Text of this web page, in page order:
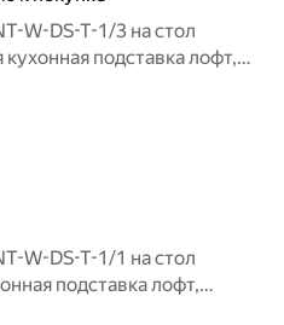
W-DS-T-1/3 на стол
подставка лофт,
W-DS-T-1/1 на стол
подставка лофт,